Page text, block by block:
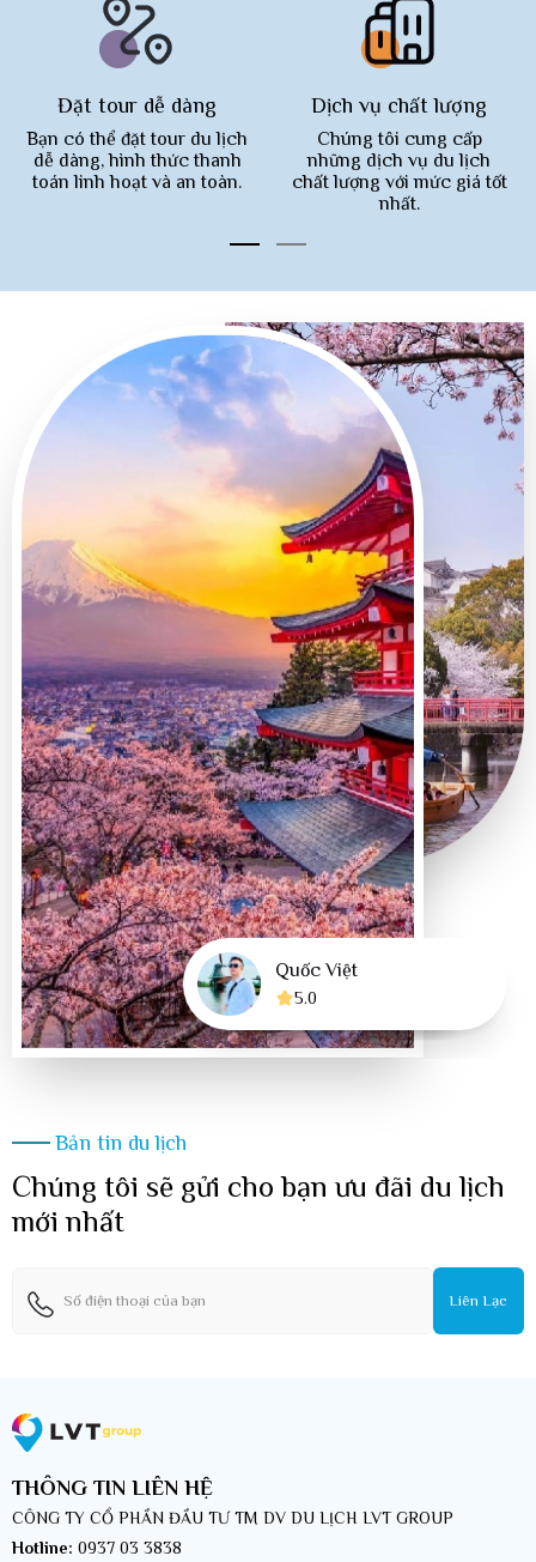
Đặt tour dễ dàng
Bạn có thể đặt tour du lịch
dễ dàng, hình thức thanh
toán linh hoạt và an toàn.
Dịch vụ chất lượng
Chúng tôi cung cấp
những dịch vụ du lịch
chất lượng với mức giá tốt
nhất.
Trúc Ngân
5.0
Trang Trần
5.0
Thùy Trang
4.8
Quốc Việt
5.0
Bản tin du lịch
Chúng tôi sẽ gửi cho bạn ưu đãi du lịch
mới nhất
Liên Lạc
THÔNG TIN LIÊN HỆ
CÔNG TY CỔ PHẦN ĐẦU TƯ TM DV DU LỊCH LVT GROUP
Hotline: 0937 03 3838